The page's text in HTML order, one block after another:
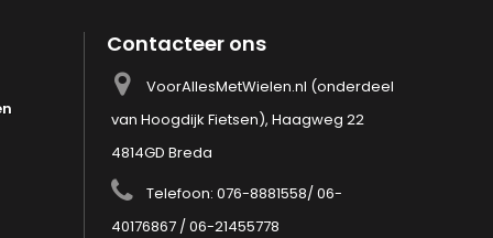
Contacteer ons
VoorAllesMetWielen.nl (onderdeel
van Hoogdijk Fietsen), Haagweg 22
4814GD Breda
Telefoon: 076-8881558/ 06-
40176867 / 06-21455778